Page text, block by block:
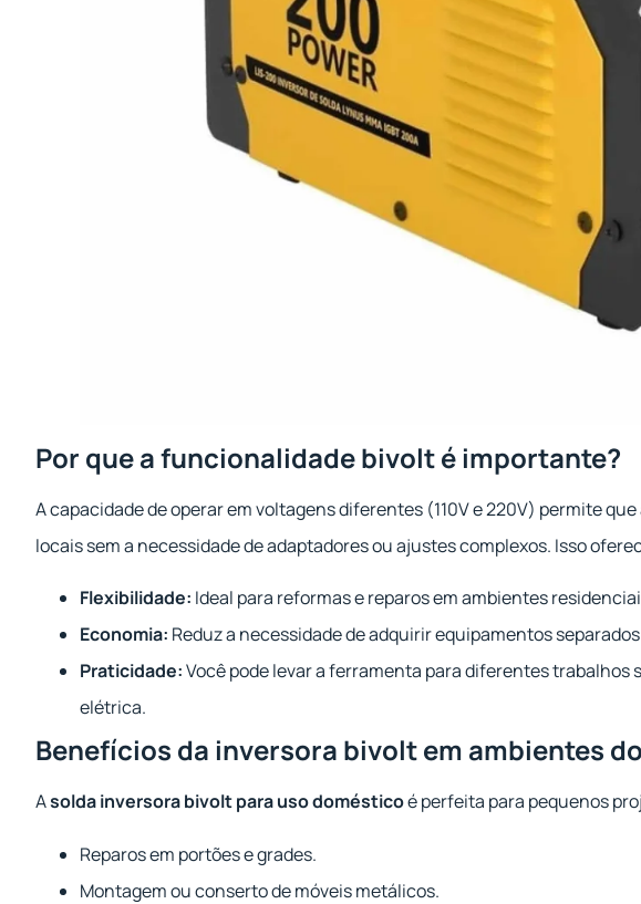
Por que a funcionalidade bivolt é importante?
A capacidade de operar em voltagens diferentes (110V e 220V) permite que
locais sem a necessidade de adaptadores ou ajustes complexos. Isso
Flexibilidade: Ideal para reformas e reparos em ambientes
Economia: Reduz a necessidade de adquirir equipamentos
Praticidade:Você pode levar a ferramenta para diferentes trabalhos
elétrica.
Benefícios da inversora bivolt em ambientes
Asolda inversora bivolt para uso domésticoé perfeita para pequenos
Reparos em portões e grades.
Montagem ou conserto de móveis metálicos.